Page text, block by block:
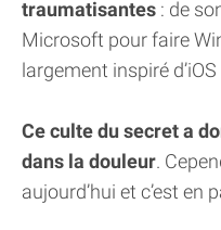
traumatisantes : de
Microsoft pour faire
largement inspiré
Ce culte du secret a
dans la douleur.
aujourd’hui et c’est en